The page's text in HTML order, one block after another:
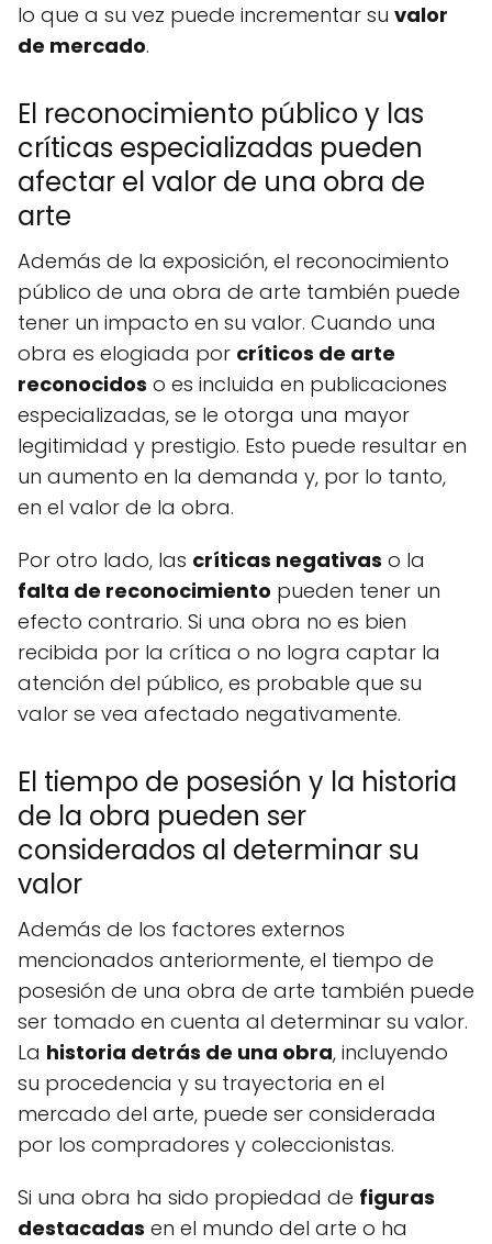
lo que a su vez puede incrementar su valor
de mercado.
El reconocimiento público y las
críticas especializadas pueden
afectar el valor de una obra de
arte
Además de la exposición, el reconocimiento
público de una obra de arte también puede
tener un impacto en su valor. Cuando una
obra es elogiada por críticos de arte
reconocidos o es incluida en publicaciones
especializadas, se le otorga una mayor
legitimidad y prestigio. Esto puede resultar en
un aumento en la demanda y, por lo tanto,
en el valor de la obra.
Por otro lado, las críticas negativas o la
falta de reconocimiento pueden tener un
efecto contrario. Si una obra no es bien
recibida por la crítica o no logra captar la
atención del público, es probable que su
valor se vea afectado negativamente.
El tiempo de posesión y la historia
de la obra pueden ser
considerados al determinar su
valor
Además de los factores externos
mencionados anteriormente, el tiempo de
posesión de una obra de arte también puede
ser tomado en cuenta al determinar su valor.
La historia detrás de una obra, incluyendo
su procedencia y su trayectoria en el
mercado del arte, puede ser considerada
por los compradores y coleccionistas.
Si una obra ha sido propiedad de figuras
destacadas en el mundo del arte o ha